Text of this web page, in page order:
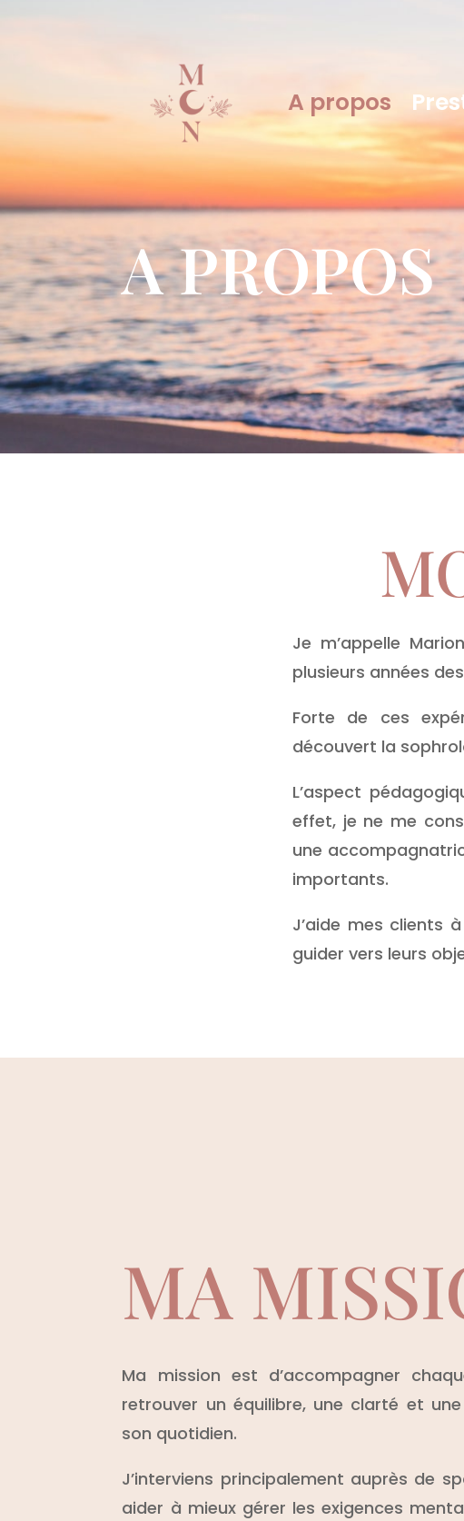
A propos
A PROPOS
Je m’appelle
plusieurs années
Forte de ces
découvert la
L’aspect
effet, je ne me
une
importants.
J’aide mes clients
guider vers leurs
MA
Ma mission est d’accompagner
retrouver un équilibre, une clarté et
son quotidien.
J’interviens principalement auprès de
aider à mieux gérer les exigences